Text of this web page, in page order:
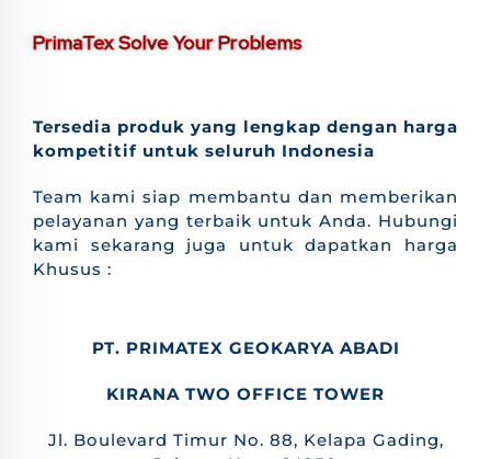
PrimaTex Solve Your Problems
Tersedia produk yang lengkap dengan harga
kompetitif untuk seluruh Indonesia
Team kami siap membantu dan memberikan
pelayanan yang terbaik untuk Anda. Hubungi
kami sekarang juga untuk dapatkan harga
Khusus :
PT. PRIMATEX GEOKARYA ABADI
KIRANA TWO OFFICE TOWER
Jl. Boulevard Timur No. 88, Kelapa Gading,